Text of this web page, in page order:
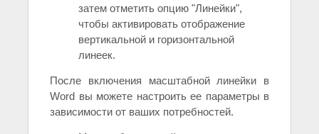
затем отметить опцию "Линейки",
чтобы активировать отображение
вертикальной и горизонтальной
линеек.
После включения масштабной линейки в
Word вы можете настроить ее параметры в
зависимости от ваших потребностей.